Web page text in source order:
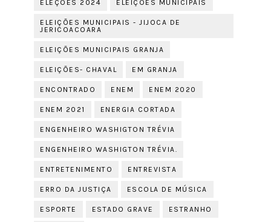
ELEÇÕES 2024 ELEIÇÕES MUNICIPAIS
ELEIÇÕES MUNICIPAIS - JIJOCA DE
JERICOACOARA
ELEIÇÕES MUNICIPAIS GRANJA
ELEIÇÕES- CHAVAL EM GRANJA
ENCONTRADO ENEM ENEM 2020
ENEM 2021 ENERGIA CORTADA
ENGENHEIRO WASHIGTON TRÉVIA
ENGENHEIRO WASHIGTON TRÉVIA.
ENTRETENIMENTO ENTREVISTA
ERRO DA JUSTIÇA ESCOLA DE MÚSICA
ESPORTE ESTADO GRAVE ESTRANHO